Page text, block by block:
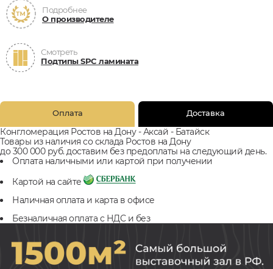
Подробнее
О производителе
Смотреть
Подтипы SPC ламината
Оплата Доставка
Конгломерация Ростов на Дону - Аксай - Батайск
Товары из наличия со склада Ростов на Дону
до 300 000 руб. доставим без предоплаты на следующий день.
Оплата наличными или картой при получении
Картой на сайте
Наличная оплата и карта в офисе
Безналичная оплата с НДС и без